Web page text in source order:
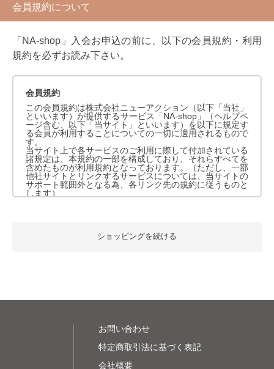
会員規約について
「NA-shop」入会お申込の前に、以下の会員規約・利用
規約を必ずお読み下さい。
会員規約
この会員規約は株式会社ニューアクション（以下「当社」
といいます）が提供するサービス「NA-shop」（ヘルプペ
ージ含む、以下「当サイト」といいます）を以下に規定す
る会員が利用することについての一切に適用されるもので
す。
当サイト上で各サービスのご利用に際して付加されている
諸規定は、本規約の一部を構成しており、それらすべてを
含めたものが利用規約となっております。（ただし、一部
他社サイトとリンクするサービスについては、当サイトの
サポート範囲外となる為、各リンク先の規約に従うものと
します）
1. 当社は、会員の了承を得ることなく本規約を随時変更
することができるものとし、会員はこれを承諾します。
1. 本規約の変更のケース以外に当社が必要と判断した場
員に通知したものとみなします。
ショッピングを続ける
お問い合わせ
特定商取引法に基づく表記
会社概要